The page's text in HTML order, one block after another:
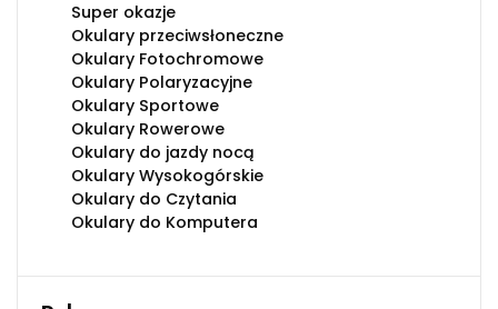
Super okazje
Okulary przeciwsłoneczne
Okulary Fotochromowe
Okulary Polaryzacyjne
Okulary Sportowe
Okulary Rowerowe
Okulary do jazdy nocą
Okulary Wysokogórskie
Okulary do Czytania
Okulary do Komputera